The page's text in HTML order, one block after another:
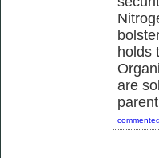
holds
are
commented